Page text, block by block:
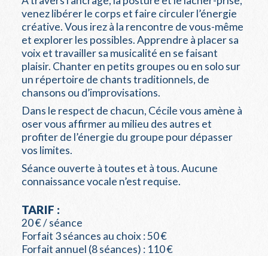
venez libérer le corps et faire circuler l’énergie
créative. Vous irez à la rencontre de vous-même
et explorer les possibles. Apprendre à placer sa
voix et travailler sa musicalité en se faisant
plaisir. Chanter en petits groupes ou en solo sur
un répertoire de chants traditionnels, de
chansons ou d’improvisations.
Dans le respect de chacun, Cécile vous amène à
oser vous affirmer au milieu des autres et
profiter de l’énergie du groupe pour dépasser
vos limites.
Séance ouverte à toutes et à tous. Aucune
connaissance vocale n’est requise.
TARIF :
20 € / séance
Forfait 3 séances au choix : 50 €
Forfait annuel (8 séances) : 110 €